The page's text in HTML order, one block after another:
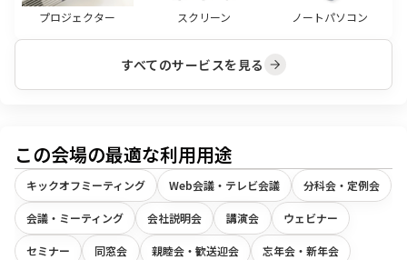
プロジェクター スクリーン ノートパソコン
すべてのサービスを見る
この会場の最適な利用用途
キックオフミーティング Web会議・テレビ会議 分科会・定例会
会議・ミーティング 会社説明会 講演会 ウェビナー
セミナー 同窓会 親睦会・歓送迎会 忘年会・新年会